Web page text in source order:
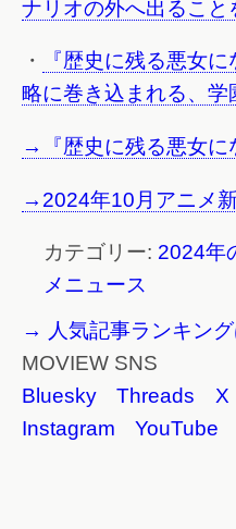
ナリオの外へ出ること
・
『歴史に残る悪女
略に巻き込まれる、学
→『歴史に残る悪女に
→2024年10月アニメ
カテゴリー: 2024年
メニュース
→ 人気記事ランキング
MOVIEW SNS
Bluesky
Threads
X
Instagram
YouTube